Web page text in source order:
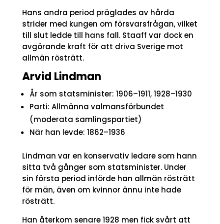
Hans andra period präglades av hårda
strider med kungen om försvarsfrågan, vilket
till slut ledde till hans fall. Staaff var dock en
avgörande kraft för att driva Sverige mot
allmän rösträtt.
Arvid Lindman
År som statsminister: 1906–1911, 1928–1930
Parti: Allmänna valmansförbundet
(moderata samlingspartiet)
När han levde: 1862–1936
Lindman var en konservativ ledare som hann
sitta två gånger som statsminister. Under
sin första period införde han allmän rösträtt
för män, även om kvinnor ännu inte hade
rösträtt.
Han återkom senare 1928 men fick svårt att